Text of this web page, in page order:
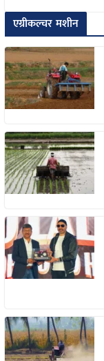
एग्रीकल्चर मशीन